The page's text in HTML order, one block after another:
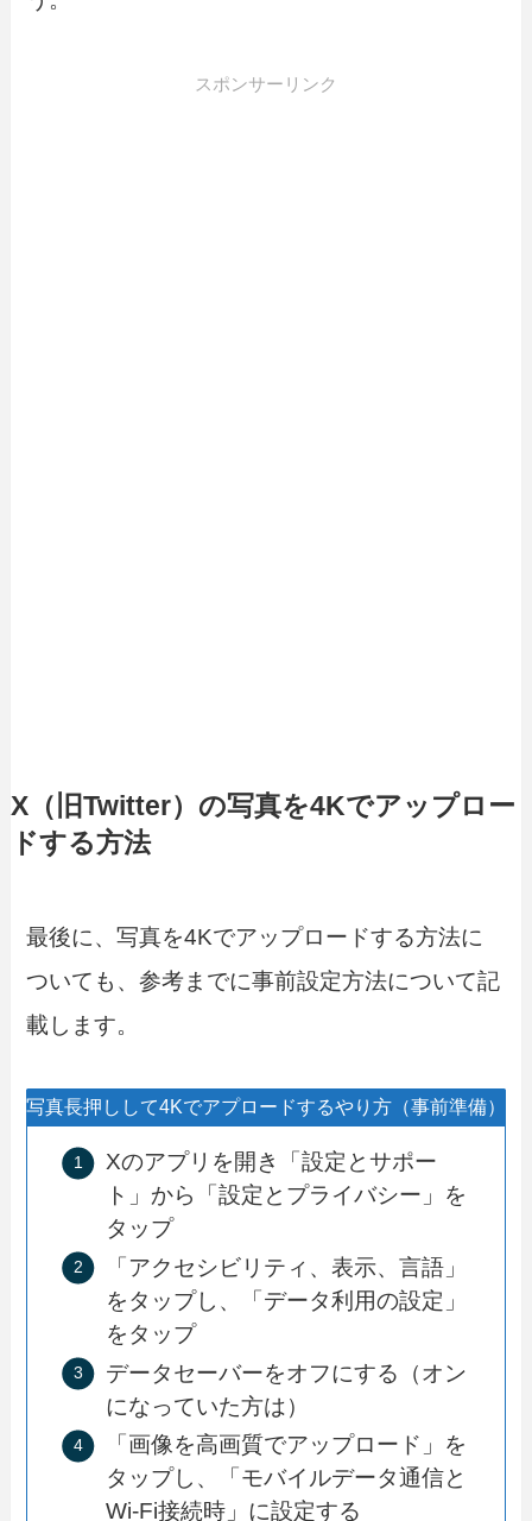
スポンサーリンク
X（旧Twitter）の写真を4Kでアップロー
ドする方法
最後に、写真を4Kでアップロードする方法に
ついても、参考までに事前設定方法について記
載します。
写真長押しして4Kでアプロードするやり方（事前準備）
Xのアプリを開き「設定とサポー
ト」から「設定とプライバシー」を
タップ
「アクセシビリティ、表示、言語」
をタップし、「データ利用の設定」
をタップ
データセーバーをオフにする（オン
になっていた方は）
「画像を高画質でアップロード」を
タップし、「モバイルデータ通信と
Wi-Fi接続時」に設定する